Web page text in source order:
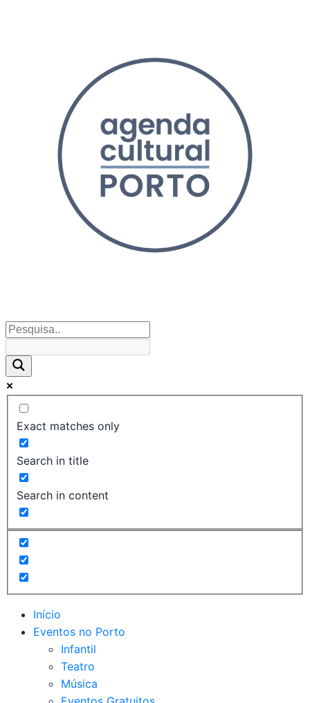
Exact matches only
Search in title
Search in content
Início
Eventos no Porto
Infantil
Teatro
Música